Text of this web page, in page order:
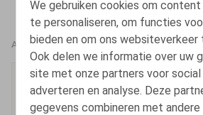
We gebruiken cookies om
te personaliseren, om functies
bieden en om ons websiteverkeer
Ook delen we informatie over uw
site met onze partners voor social
adverteren en analyse. Deze
gegevens combineren met
AUTEURS
Ester Vets
Senior Associate